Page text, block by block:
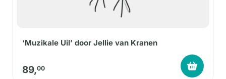
‘Muzikale Uil’ door Jellie van Kranen
89,00